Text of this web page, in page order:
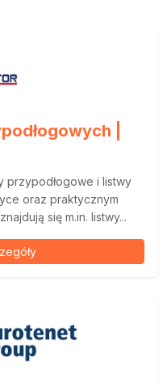
|
przypodłogowe i listwy
oraz praktycznym
się m.in. listwy...